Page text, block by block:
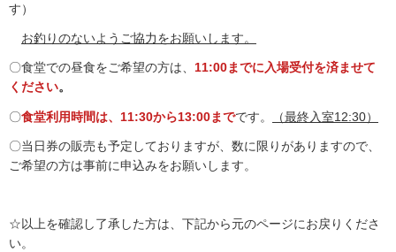
す）
お釣りのないようご協力をお願いします。
〇食堂での昼食をご希望の方は、 11:00までに入場受付を済ませて
ください。
〇食堂利用時間は、11:30から13:00までです。 （最終入室12:30）
〇当日券の販売も予定しておりますが、数に限りがありますので、
ご希望の方は事前に申込みをお願いします。
☆以上を確認し了承した方は、下記から元のページにお戻りくださ
い。